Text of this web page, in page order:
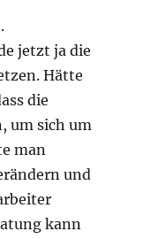
jetzt ja die
Hätte
die
um sich um
man
und
kann